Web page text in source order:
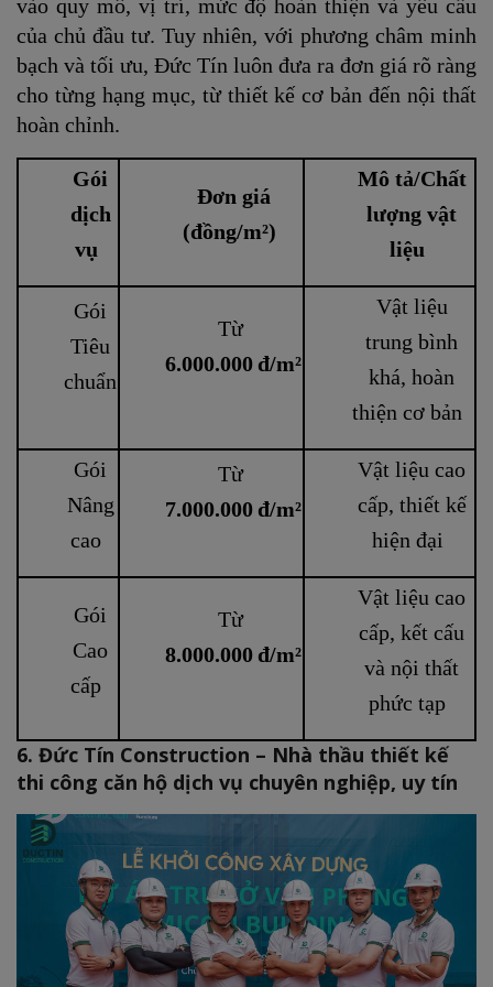
vào quy mô, vị trí, mức độ hoàn thiện và yêu cầu
của chủ đầu tư. Tuy nhiên, với phương châm minh
bạch và tối ưu, Đức Tín luôn đưa ra đơn giá rõ ràng
cho từng hạng mục, từ thiết kế cơ bản đến nội thất
hoàn chỉnh.
Gói
dịch
vụ
Đơn giá
(đồng/m²)
Mô tả/Chất
lượng vật
liệu
Gói
Tiêu
chuẩn
Từ
6.000.000 đ/m²
Vật liệu
trung bình
khá, hoàn
thiện cơ bản
Gói
Nâng
cao
Từ
7.000.000 đ/m²
Vật liệu cao
cấp, thiết kế
hiện đại
Gói
Cao
cấp
Từ
8.000.000 đ/m²
Vật liệu cao
cấp, kết cấu
và nội thất
phức tạp
6. Đức Tín Construction – Nhà thầu thiết kế
thi công căn hộ dịch vụ chuyên nghiệp, uy tín